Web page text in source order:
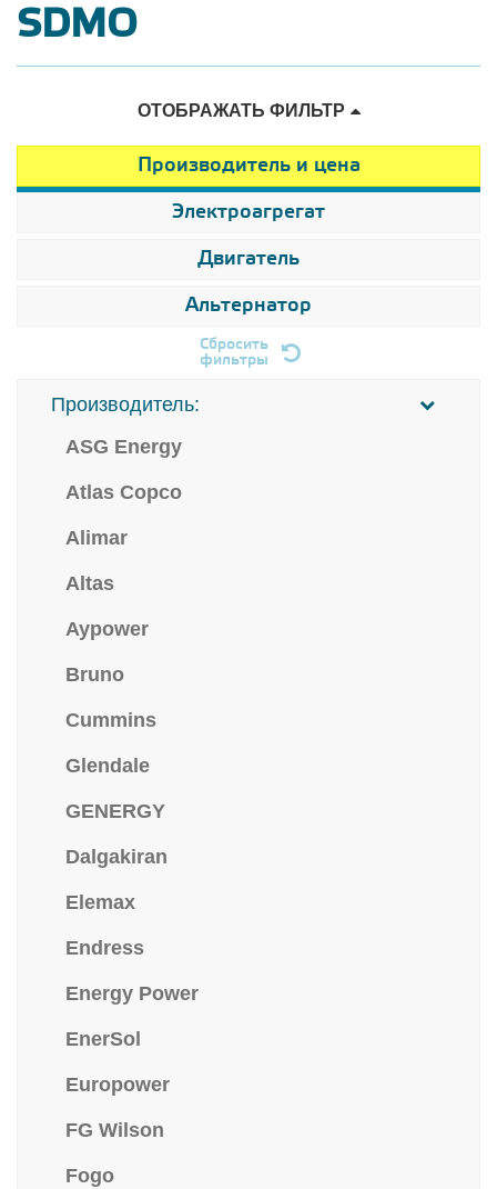
SDMO
ОТОБРАЖАТЬ ФИЛЬТР
Производитель и цена
Электроагрегат
Двигатель
Альтернатор
Сбросить
фильтры
Производитель:
ASG Energy
Atlas Copco
Alimar
Altas
Aypower
Bruno
Cummins
Glendale
GENERGY
Dalgakiran
Elemax
Endress
Energy Power
EnerSol
Europower
FG Wilson
Fogo